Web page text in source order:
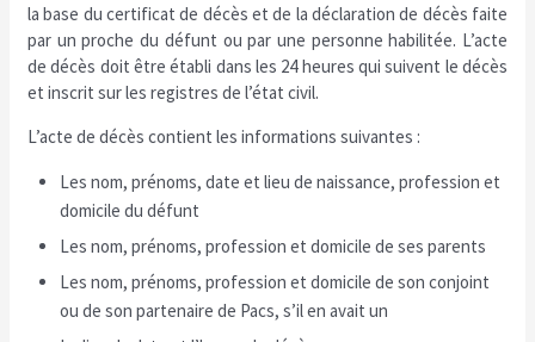
la base du certificat de décès et de la déclaration de décès faite
par un proche du défunt ou par une personne habilitée. L’acte
de décès doit être établi dans les 24 heures qui suivent le décès
et inscrit sur les registres de l’état civil.
L’acte de décès contient les informations suivantes :
Les nom, prénoms, date et lieu de naissance, profession et
domicile du défunt
Les nom, prénoms, profession et domicile de ses parents
Les nom, prénoms, profession et domicile de son conjoint
ou de son partenaire de Pacs, s’il en avait un